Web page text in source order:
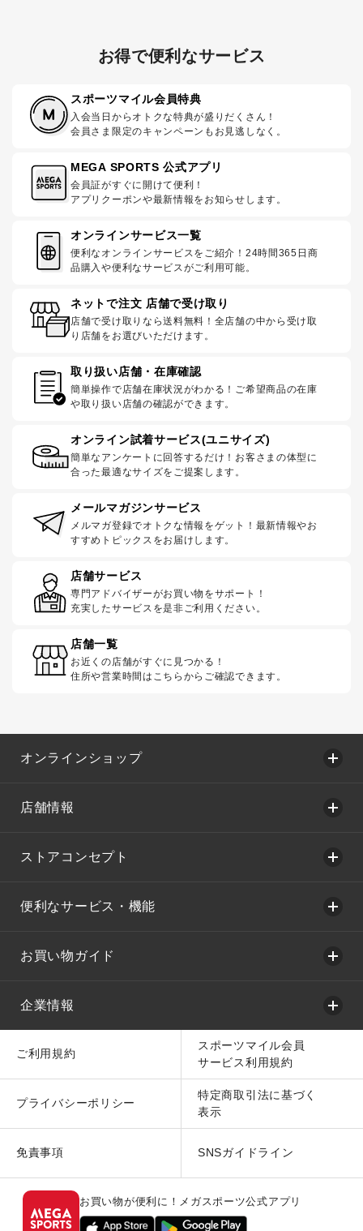
お得で便利なサービス
スポーツマイル会員特典
入会当日からオトクな特典が盛りだくさん！
会員さま限定のキャンペーンもお見逃しなく。
MEGA SPORTS 公式アプリ
会員証がすぐに開けて便利！
アプリクーポンや最新情報をお知らせします。
オンラインサービス一覧
便利なオンラインサービスをご紹介！24時間365日商
品購入や便利なサービスがご利用可能。
ネットで注文 店舗で受け取り
店舗で受け取りなら送料無料！全店舗の中から受け取
り店舗をお選びいただけます。
取り扱い店舗・在庫確認
簡単操作で店舗在庫状況がわかる！ご希望商品の在庫
や取り扱い店舗の確認ができます。
オンライン試着サービス(ユニサイズ)
簡単なアンケートに回答するだけ！お客さまの体型に
合った最適なサイズをご提案します。
メールマガジンサービス
メルマガ登録でオトクな情報をゲット！最新情報やお
すすめトピックスをお届けします。
店舗サービス
専門アドバイザーがお買い物をサポート！
充実したサービスを是非ご利用ください。
店舗一覧
お近くの店舗がすぐに見つかる！
住所や営業時間はこちらからご確認できます。
オンラインショップ
店舗情報
ストアコンセプト
便利なサービス・機能
お買い物ガイド
企業情報
ご利用規約
スポーツマイル会員
サービス利用規約
プライバシーポリシー
特定商取引法に基づく
表示
免責事項 SNSガイドライン
お買い物が便利に！メガスポーツ公式アプリ